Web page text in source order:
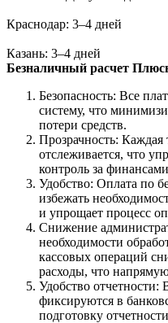
Краснодар: 3–4 дней
Казань: 3–4 дней
Безналичный расчет
Безопасность: Все
систему, что
потери средств.
Прозрачность: Каждая
отслеживается, что
контроль за
Удобство: Оплата по
избежать
и упрощает процесс
Снижение
необходимости
кассовых операций
расходы, что
Удобство отчетности:
фиксируются в
подготовку